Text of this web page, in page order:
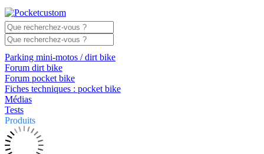
Parking mini-motos / dirt bike
Forum dirt bike
Forum pocket bike
Fiches techniques : pocket bike
Médias
Tests
Produits